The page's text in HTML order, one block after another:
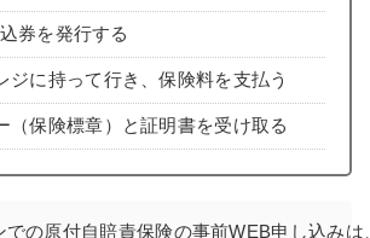
券を発行する
ジに持って行き、保険料を支払う
（保険標章）と証明書を受け取る
での原付自賠責保険の事前WEB申し込みは